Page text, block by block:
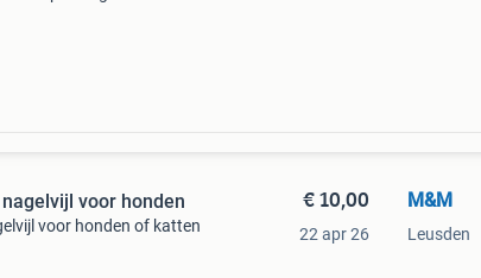
voor honden
voor honden of katten
€ 10,00
22 apr 26
M&M
Leusden